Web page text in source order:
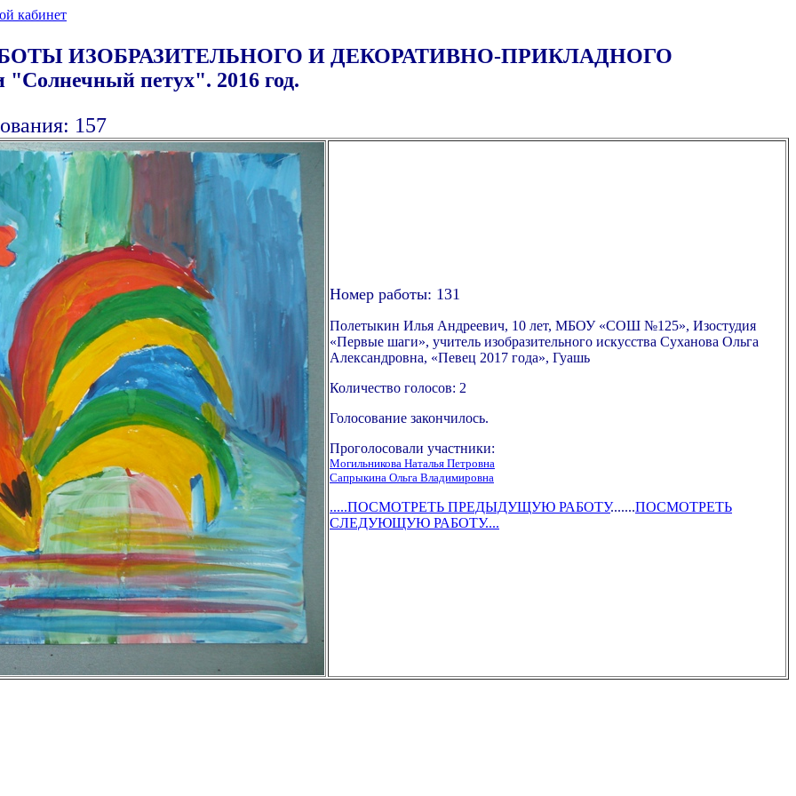
кабинет
ИЗОБРАЗИТЕЛЬНОГО И ДЕКОРАТИВНО-ПРИКЛАДНОГО
петух". 2016 год.
157
Номер работы: 131
Полетыкин Илья Андреевич, 10 лет, МБОУ «СОШ №125», Изостудия
«Первые шаги», учитель изобразительного искусства Суханова Ольга
Александровна, «Певец 2017 года», Гуашь
Количество голосов: 2
Голосование закончилось.
Проголосовали участники:
Могильникова Наталья Петровна
Сапрыкина Ольга Владимировна
.....ПОСМОТРЕТЬ ПРЕДЫДУЩУЮ РАБОТУ.......ПОСМОТРЕТЬ
СЛЕДУЮЩУЮ РАБОТУ....